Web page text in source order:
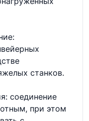
станков.
соединение
при этом